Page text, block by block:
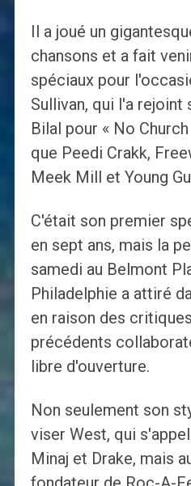
Il a joué un
chansons et a fait
spéciaux pour
Sullivan, qui l'a rejoint
Bilal pour « No
que Peedi Crakk,
Meek Mill et Young
C'était son premier
en sept ans, mais la
samedi au Belmont
Philadelphie a attiré
en raison des
précédents
libre d'ouverture.
Non seulement son
viser West, qui
Minaj et Drake, mais